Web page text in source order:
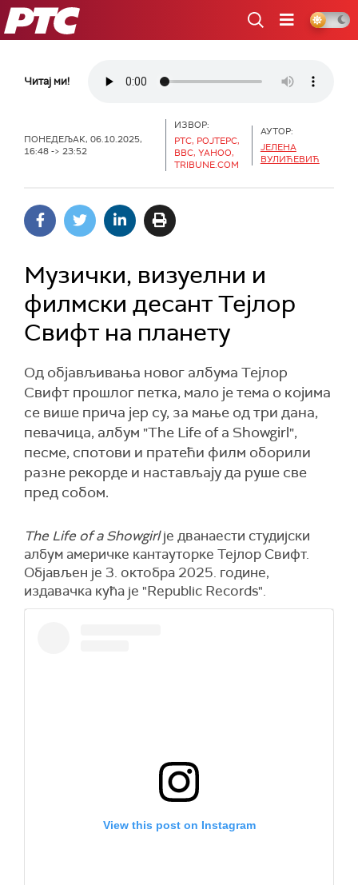
РТС
Читај ми!
ПОНЕДЕЉАК, 06.10.2025,
16:48 -> 23:52
ИЗВОР:
РТС, РОЈТЕРС,
BBC, YAHOO,
TRIBUNE.COM
АУТОР:
ЈЕЛЕНА
ВУЛИЋЕВИЋ
Музички, визуелни и
филмски десант Тејлор
Свифт на планету
Од објављивања новог албума Тејлор
Свифт прошлог петка, мало је тема о којима
се више прича јер су, за мање од три дана,
певачица, албум "The Life of a Showgirl",
песме, спотови и пратећи филм оборили
разне рекорде и настављају да руше све
пред собом.
The Life of a Showgirlје дванаести студијски
албум америчке кантауторке Тејлор Свифт.
Објављен је 3. октобра 2025. године,
издавачка кућа је "Republic Records".
View this post on Instagram